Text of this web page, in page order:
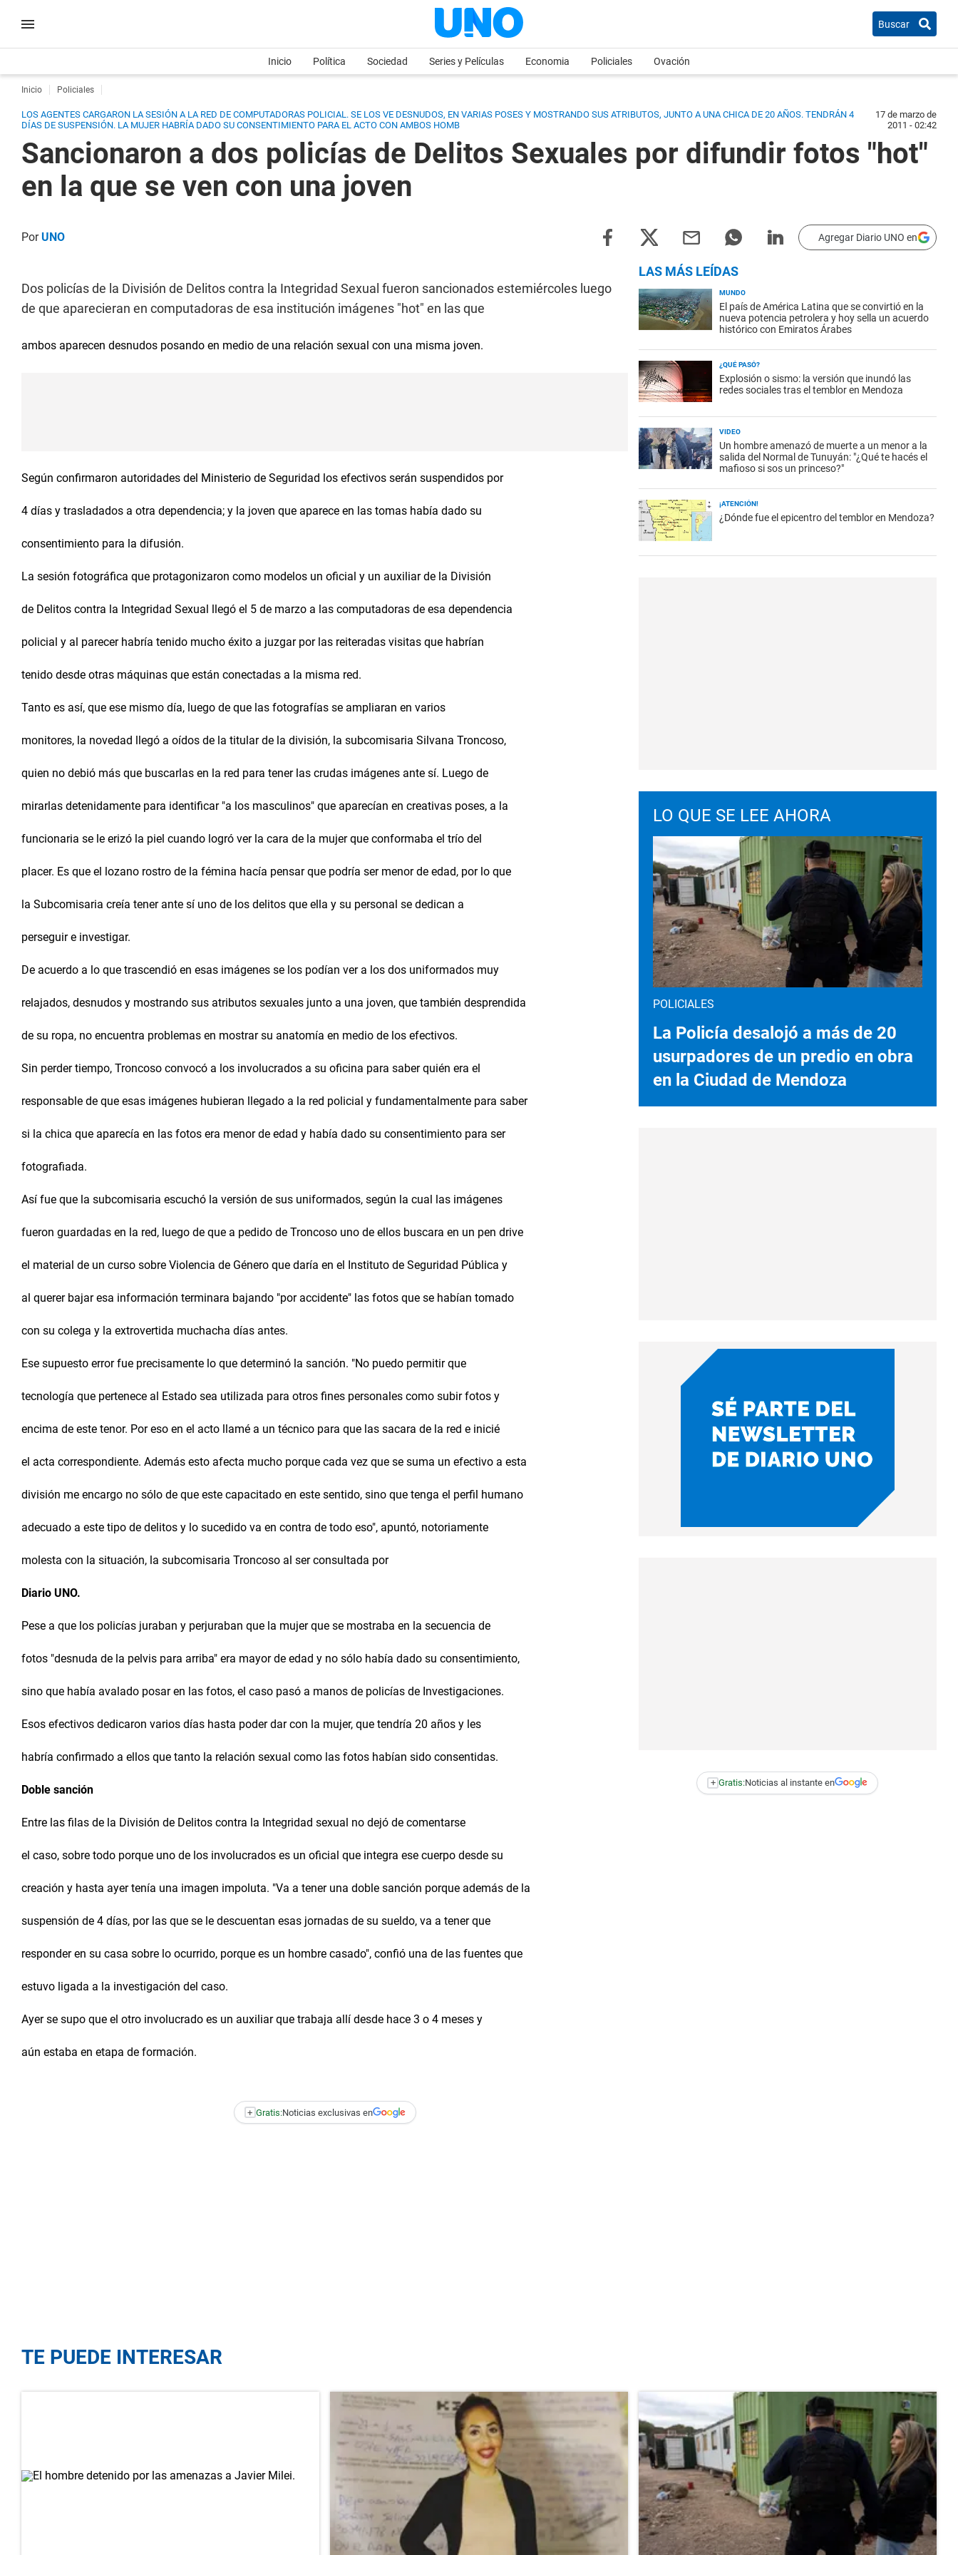
Buscar
Inicio Política Sociedad Series y Películas Economia Policiales Ovación
Inicio Policiales
LOS AGENTES CARGARON LA SESIÓN A LA RED DE COMPUTADORAS POLICIAL. SE LOS VE DESNUDOS, EN VARIAS POSES Y MOSTRANDO SUS ATRIBUTOS, JUNTO A UNA CHICA DE 20 AÑOS. TENDRÁN 4
DÍAS DE SUSPENSIÓN. LA MUJER HABRÍA DADO SU CONSENTIMIENTO PARA EL ACTO CON AMBOS HOMB
17 de marzo de
2011 - 02:42
Sancionaron a dos policías de Delitos Sexuales por difundir fotos "hot"
en la que se ven con una joven
PorUNO Agregar Diario UNO en
Dos policías de la División de Delitos contra la Integridad Sexual fueron sancionados estemiércoles luego
de que aparecieran en computadoras de esa institución imágenes "hot" en las que
ambos aparecen desnudos posando en medio de una relación sexual con una misma joven.
Según confirmaron autoridades del Ministerio de Seguridad los efectivos serán suspendidos por
4 días y trasladados a otra dependencia; y la joven que aparece en las tomas había dado su
consentimiento para la difusión.
La sesión fotográfica que protagonizaron como modelos un oficial y un auxiliar de la División
de Delitos contra la Integridad Sexual llegó el 5 de marzo a las computadoras de esa dependencia
policial y al parecer habría tenido mucho éxito a juzgar por las reiteradas visitas que habrían
tenido desde otras máquinas que están conectadas a la misma red.
Tanto es así, que ese mismo día, luego de que las fotografías se ampliaran en varios
monitores, la novedad llegó a oídos de la titular de la división, la subcomisaria Silvana Troncoso,
quien no debió más que buscarlas en la red para tener las crudas imágenes ante sí. Luego de
mirarlas detenidamente para identificar "a los masculinos" que aparecían en creativas poses, a la
funcionaria se le erizó la piel cuando logró ver la cara de la mujer que conformaba el trío del
placer. Es que el lozano rostro de la fémina hacía pensar que podría ser menor de edad, por lo que
la Subcomisaria creía tener ante sí uno de los delitos que ella y su personal se dedican a
perseguir e investigar.
De acuerdo a lo que trascendió en esas imágenes se los podían ver a los dos uniformados muy
relajados, desnudos y mostrando sus atributos sexuales junto a una joven, que también desprendida
de su ropa, no encuentra problemas en mostrar su anatomía en medio de los efectivos.
Sin perder tiempo, Troncoso convocó a los involucrados a su oficina para saber quién era el
responsable de que esas imágenes hubieran llegado a la red policial y fundamentalmente para saber
si la chica que aparecía en las fotos era menor de edad y había dado su consentimiento para ser
fotografiada.
Así fue que la subcomisaria escuchó la versión de sus uniformados, según la cual las imágenes
fueron guardadas en la red, luego de que a pedido de Troncoso uno de ellos buscara en un pen drive
el material de un curso sobre Violencia de Género que daría en el Instituto de Seguridad Pública y
al querer bajar esa información terminara bajando "por accidente" las fotos que se habían tomado
con su colega y la extrovertida muchacha días antes.
Ese supuesto error fue precisamente lo que determinó la sanción. "No puedo permitir que
tecnología que pertenece al Estado sea utilizada para otros fines personales como subir fotos y
encima de este tenor. Por eso en el acto llamé a un técnico para que las sacara de la red e inicié
el acta correspondiente. Además esto afecta mucho porque cada vez que se suma un efectivo a esta
división me encargo no sólo de que este capacitado en este sentido, sino que tenga el perfil humano
adecuado a este tipo de delitos y lo sucedido va en contra de todo eso", apuntó, notoriamente
molesta con la situación, la subcomisaria Troncoso al ser consultada por
Diario UNO.
Pese a que los policías juraban y perjuraban que la mujer que se mostraba en la secuencia de
fotos "desnuda de la pelvis para arriba" era mayor de edad y no sólo había dado su consentimiento,
sino que había avalado posar en las fotos, el caso pasó a manos de policías de Investigaciones.
Esos efectivos dedicaron varios días hasta poder dar con la mujer, que tendría 20 años y les
habría confirmado a ellos que tanto la relación sexual como las fotos habían sido consentidas.
Doble sanción
Entre las filas de la División de Delitos contra la Integridad sexual no dejó de comentarse
el caso, sobre todo porque uno de los involucrados es un oficial que integra ese cuerpo desde su
creación y hasta ayer tenía una imagen impoluta. "Va a tener una doble sanción porque además de la
suspensión de 4 días, por las que se le descuentan esas jornadas de su sueldo, va a tener que
responder en su casa sobre lo ocurrido, porque es un hombre casado", confió una de las fuentes que
estuvo ligada a la investigación del caso.
Ayer se supo que el otro involucrado es un auxiliar que trabaja allí desde hace 3 o 4 meses y
aún estaba en etapa de formación.
+ Gratis:Noticias exclusivas en
LAS MÁS LEÍDAS
MUNDO
El país de América Latina que se convirtió en la
nueva potencia petrolera y hoy sella un acuerdo
histórico con Emiratos Árabes
¿QUÉ PASÓ?
Explosión o sismo: la versión que inundó las
redes sociales tras el temblor en Mendoza
VIDEO
Un hombre amenazó de muerte a un menor a la
salida del Normal de Tunuyán: "¿Qué te hacés el
mafioso si sos un princeso?"
¡ATENCIÓN!
¿Dónde fue el epicentro del temblor en Mendoza?
LO QUE SE LEE AHORA
POLICIALES
La Policía desalojó a más de 20
usurpadores de un predio en obra
en la Ciudad de Mendoza
+ Gratis:Noticias al instante en
TE PUEDE INTERESAR